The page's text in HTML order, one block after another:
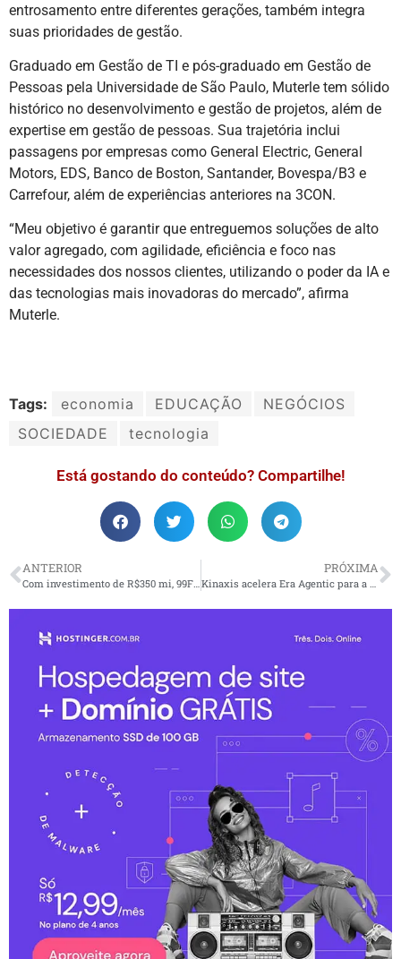
entrosamento entre diferentes gerações, também integra
suas prioridades de gestão.
Graduado em Gestão de TI e pós-graduado em Gestão de
Pessoas pela Universidade de São Paulo, Muterle tem sólido
histórico no desenvolvimento e gestão de projetos, além de
expertise em gestão de pessoas. Sua trajetória inclui
passagens por empresas como General Electric, General
Motors, EDS, Banco de Boston, Santander, Bovespa/B3 e
Carrefour, além de experiências anteriores na 3CON.
“Meu objetivo é garantir que entreguemos soluções de alto
valor agregado, com agilidade, eficiência e foco nas
necessidades dos nossos clientes, utilizando o poder da IA e
das tecnologias mais inovadoras do mercado”, afirma
Muterle.
Tags: economia EDUCAÇÃO
NEGÓCIOS
SOCIEDADE
tecnologia
Está gostando do conteúdo? Compartilhe!
ANTERIOR
Com investimento de R$350 mi, 99Food inicia operações no Rio
PRÓXIMA
Kinaxis acelera Era Agentic para a orquestração da cadeia de suprimentos com o lançamento dos Maestro Agents